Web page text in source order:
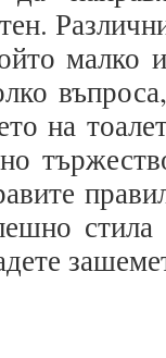
малко
на
стила